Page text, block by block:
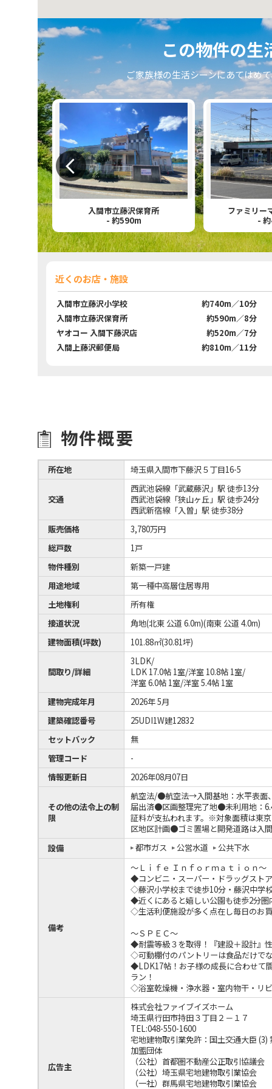
この物件の⽣
ご家族様の⽣活シーンにあてはめ
入間市立藤沢保育所
- 約590m
ファミリー
-
近くのお店・施設
入間市立藤沢小学校
約740m／10分
入間市立藤沢保育所
約590m／8分
ヤオコー 入間下藤沢店
約520m／7分
入間上藤沢郵便局
約810m／11分
物件概要
所在地 埼玉県入間市下藤沢５丁目16-5
交通
西武池袋線「武蔵藤沢」駅 徒歩13分
西武池袋線「狭山ヶ丘」駅 徒歩24分
西武新宿線「入曽」駅 徒歩38分
販売価格
3,780万円
総戸数
1戸
物件種別
新築一戸建
用途地域
第一種中高層住居専用
土地権利
所有権
接道状況
角地(北東 公道 6.0m)(南東 公道 4.0m)
建物面積(坪数)
101.88㎡(30.81坪)
間取り/詳細
3LDK/
LDK 17.0帖 1室/洋室 10.8帖 1室/
洋室 6.0帖 1室/洋室 5.4帖 1室
建物完成年月
2026年 5月
建築確認番号
25UDI1W建12832
セットバック
無
管理コード
-
情報更新日
2026年08月07日
その他の法令上の制
限
航空法/●航空法→入間基地：水平表面
届出済●区画整理完了地●未利用地：
証料が支払われます。※対象面積は東
区地区計画●ゴミ置場と開発道路は入
設備
都市ガス 公営水道 公共下水
備考
～Ｌｉｆｅ Ｉｎｆｏｒｍａｔｉｏｎ～
◆コンビニ・スーパー・ドラッグスト
◇藤沢小学校まで徒歩10分・藤沢中学
◆近くにあると嬉しい公園も徒歩2分圏
◇生活利便施設が多く点在し毎日のお
～ＳＰＥＣ～
◆耐震等級３を取得！『建設＋設計』
◇可動棚付のパントリーは食品だけで
◆LDK17帖！お子様の成長に合わせて
ラン！
◇浴室乾燥機・浄水器・室内物干・リ
広告主
株式会社ファイブイズホーム
埼玉県行田市持田３丁目２－１７
TEL:048-550-1600
宅地建物取引業免許：国土交通大臣 (3)
加盟団体
（公社）首都圏不動産公正取引協議会
（公社）埼玉県宅地建物取引業協会
（一社）群馬県宅地建物取引業協会